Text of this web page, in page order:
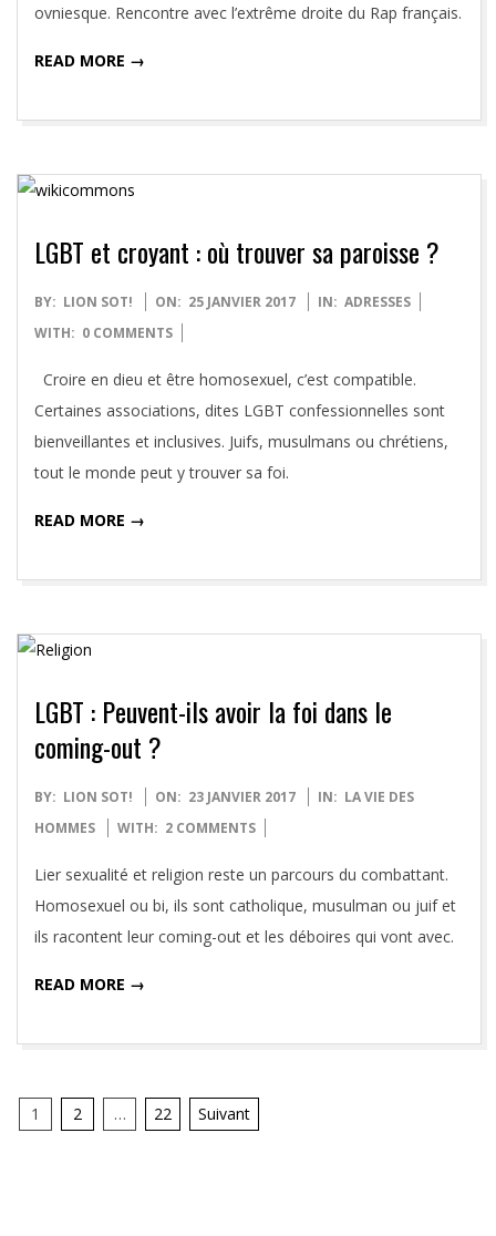
ovniesque. Rencontre avec l’extrême droite du Rap français.
READ MORE →
LGBT et croyant : où trouver sa paroisse ?
2017-
01-
BY: LION SOT! ON: 25 JANVIER 2017 IN: ADRESSES
WITH: 0 COMMENTS
Croire en dieu et être homosexuel, c’est compatible.
Certaines associations, dites LGBT confessionnelles sont
bienveillantes et inclusives. Juifs, musulmans ou chrétiens,
tout le monde peut y trouver sa foi.
READ MORE →
LGBT : Peuvent-ils avoir la foi dans le
coming-out ?
2017-
01-
BY: LION SOT! ON: 23 JANVIER 2017 IN: LA VIE DES
HOMMES
WITH: 2 COMMENTS
Lier sexualité et religion reste un parcours du combattant.
Homosexuel ou bi, ils sont catholique, musulman ou juif et
ils racontent leur coming-out et les déboires qui vont avec.
READ MORE →
Pagination
1 2 … 22 Suivant